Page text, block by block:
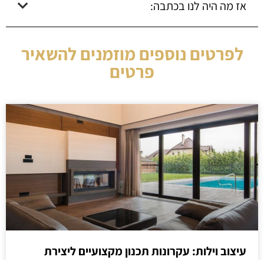
אז מה היה לנו בכתבה:
לפרטים נוספים מוזמנים להשאיר
פרטים
עיצוב וילות: עקרונות תכנון מקצועיים ליצירת